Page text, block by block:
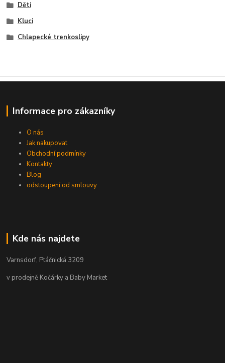
Děti
Kluci
Chlapecké trenkoslipy
Informace pro zákazníky
O nás
Jak nakupovat
Obchodní podmínky
Kontakty
Blog
odstoupení od smlouvy
Kde nás najdete
Varnsdorf, Ptáčnická 3209
v prodejně Kočárky a Baby Market